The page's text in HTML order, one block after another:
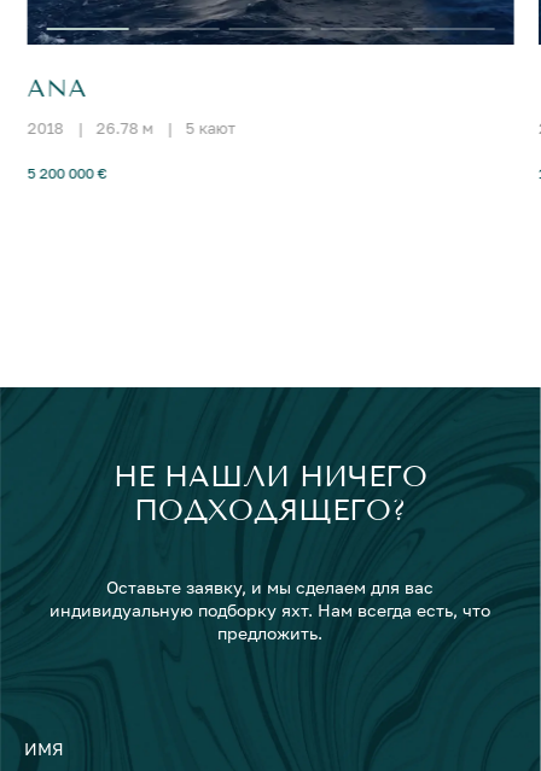
ANA
2018 | 26.78 м | 5 кают
5 200 000 €
НЕ НАШЛИ НИЧЕГО
ПОДХОДЯЩЕГО?
Оставьте заявку, и мы сделаем для вас
индивидуальную подборку яхт. Нам всегда есть, что
предложить.
ИМЯ